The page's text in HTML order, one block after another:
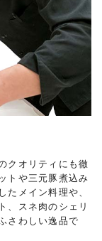
クオリティにも徹
トや三元豚煮込み
たメイン料理や、
、スネ肉のシェリ
さわしい逸品で